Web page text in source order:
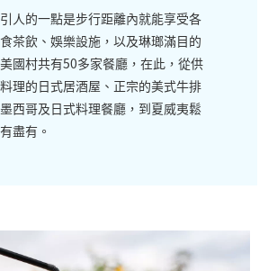
人的一點是步行距離內就能享受各
茶飲、娛樂設施，以及琳瑯滿目的
國村共有50多家餐廳，在此，從供
理的日式居酒屋、正宗的美式牛排
西哥及日式料理餐廳，到夏威夷鬆
盡有。